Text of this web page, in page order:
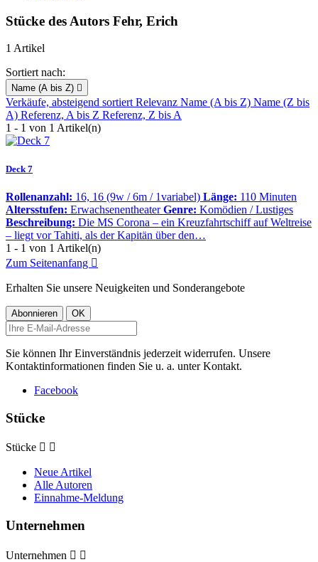
Stücke des Autors Fehr, Erich
1 Artikel
Sortiert nach:
Name (A bis Z) 
Verkäufe, absteigend sortiertRelevanz Name (A bis Z) Name (Z bis
A) Referenz, A bis Z Referenz, Z bis A
1 - 1 von 1 Artikel(n)
Deck 7
Rollenanzahl: 16, 16 (9w / 6m / 1variabel) Länge: 110 Minuten
Altersstufen: Erwachsenentheater Genre: Komödien / Lustiges
Beschreibung: Die MS Corona – ein Kreuzfahrtschiff auf Weltreise
– liegt vor Tahiti, als der Kapitän über den…
1 - 1 von 1 Artikel(n)
Zum Seitenanfang 
Erhalten Sie unsere Neuigkeiten und Sonderangebote
Sie können Ihr Einverständnis jederzeit widerrufen. Unsere
Kontaktinformationen finden Sie u. a. unter Kontakt.
Facebook
Stücke
Stücke  
Neue Artikel
Alle Autoren
Einnahme-Meldung
Unternehmen
Unternehmen  